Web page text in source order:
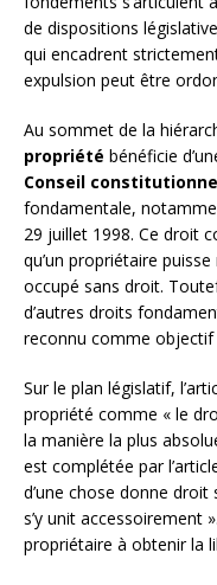
de dispositions
qui encadrent
expulsion peut être
Au sommet de la
propriété bénéficie
Conseil
fondamentale,
29 juillet 1998. Ce droit
qu’un propriétaire
occupé sans droit.
d’autres droits
reconnu comme
Sur le plan législatif,
propriété comme « le
la manière la plus
est complétée par
d’une chose donne
s’y unit accessoirement
propriétaire à obtenir la